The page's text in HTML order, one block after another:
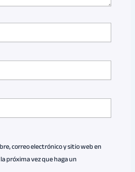
correo electrónico y sitio web en
próxima vez que haga un